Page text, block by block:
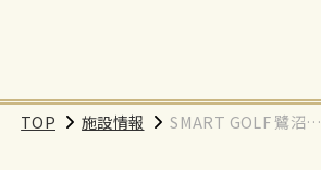
TOP 施設情報
SMART GOLF 鷺沼 東